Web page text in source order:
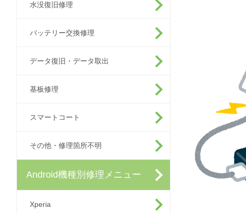
水没復旧修理
バッテリー交換修理
データ復旧・データ取出
基板修理
スマートコート
その他・修理箇所不明
Android機種別修理メニュー
Xperia